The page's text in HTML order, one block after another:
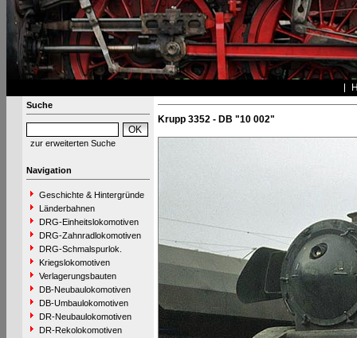
Suche
zur erweiterten Suche
Navigation
Geschichte & Hintergründe
Länderbahnen
DRG-Einheitslokomotiven
DRG-Zahnradlokomotiven
DRG-Schmalspurlok.
Kriegslokomotiven
Verlagerungsbauten
DB-Neubaulokomotiven
DB-Umbaulokomotiven
DR-Neubaulokomotiven
DR-Rekolokomotiven
Krupp 3352 - DB "10 002"